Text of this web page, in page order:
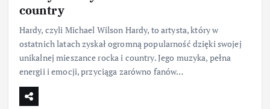
country
Hardy, czyli Michael Wilson Hardy, to artysta, który w
ostatnich latach zyskał ogromną popularność dzięki swojej
unikalnej mieszance rocka i country. Jego muzyka, pełna
energii i emocji, przyciąga zarówno fanów…